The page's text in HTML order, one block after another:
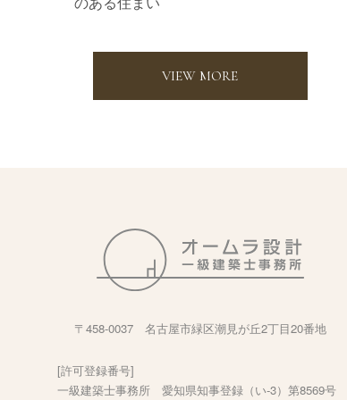
VIEW MORE
〒458-0037 名古屋市緑区潮見が丘2丁目20番地
[許可登録番号]
一級建築士事務所 愛知県知事登録（い-3）第8569号